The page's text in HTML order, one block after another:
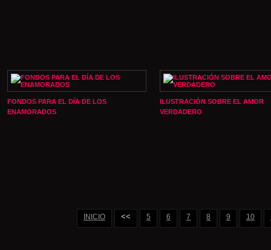
FONDOS PARA EL DÍA DE LOS
ENAMORADOS
ILUSTRACIÓN SOBRE EL AMOR
VERDADERO
INICIO << 5 6 7 8 9 10